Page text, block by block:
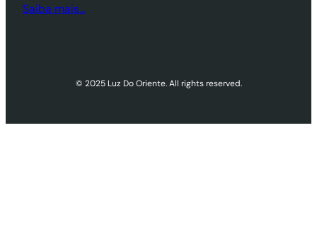
Saiba mais…
© 2025 Luz Do Oriente. All rights reserved.